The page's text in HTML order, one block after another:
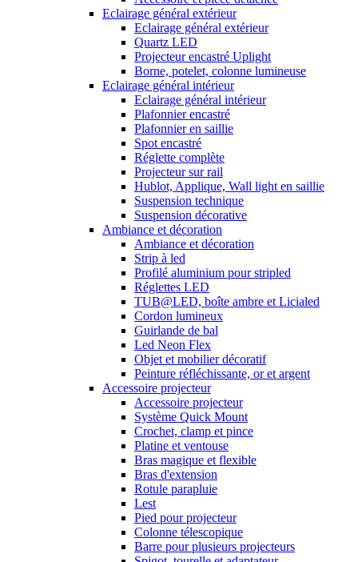
Eclairage général extérieur
Eclairage général extérieur
Quartz LED
Projecteur encastré Uplight
Borne, potelet, colonne lumineuse
Eclairage général intérieur
Eclairage général intérieur
Plafonnier encastré
Plafonnier en saillie
Spot encastré
Réglette complète
Projecteur sur rail
Hublot, Applique, Wall light en saillie
Suspension technique
Suspension décorative
Ambiance et décoration
Ambiance et décoration
Strip à led
Profilé aluminium pour stripled
Réglettes LED
TUB@LED, boîte ambre et Licialed
Cordon lumineux
Guirlande de bal
Led Neon Flex
Objet et mobilier décoratif
Peinture réfléchissante, or et argent
Accessoire projecteur
Accessoire projecteur
Système Quick Mount
Crochet, clamp et pince
Platine et ventouse
Bras magique et flexible
Bras d'extension
Rotule parapluie
Lest
Pied pour projecteur
Colonne télescopique
Barre pour plusieurs projecteurs